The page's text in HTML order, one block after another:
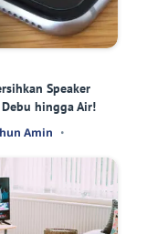
Speaker
hingga Air!
Amin